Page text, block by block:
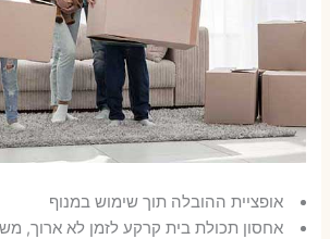
אופציית ההובלה תוך שימוש במנוף
אחסון תכולת בית קרקע לזמן לא ארוך,